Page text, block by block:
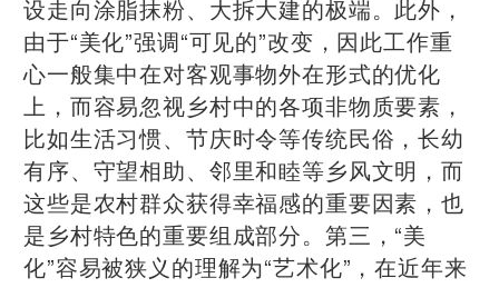
设走向涂脂抹粉、大拆大建的极端。此外，
由于“美化”强调“可见的”改变，因此工作重
心一般集中在对客观事物外在形式的优化
上，而容易忽视乡村中的各项非物质要素，
比如生活习惯、节庆时令等传统民俗，长幼
有序、守望相助、邻里和睦等乡风文明，而
这些是农村群众获得幸福感的重要因素，也
是乡村特色的重要组成部分。第三，“美
化”容易被狭义的理解为“艺术化”，在近年来